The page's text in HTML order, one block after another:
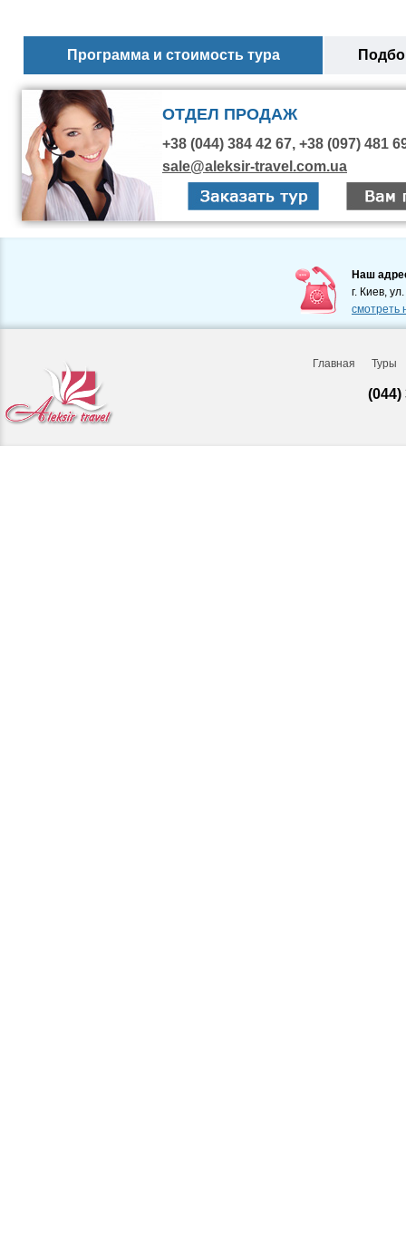
Программа и стоимость тура
ОТДЕЛ ПРОДАЖ
+38 (044) 384 42 67, +38 (097) 481
sale@aleksir-travel.com.ua
Наш
г. Киев,
смотреть
Главная Туры
(044)